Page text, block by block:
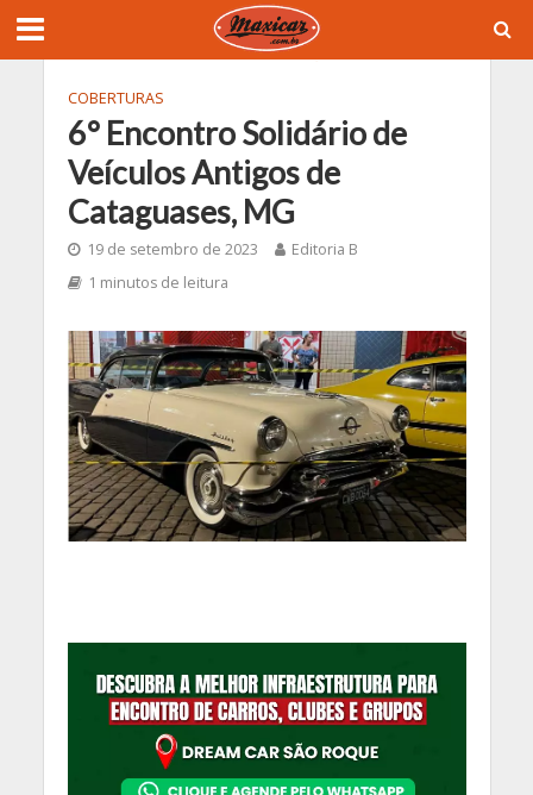
COBERTURAS
6° Encontro Solidário de
Veículos Antigos de
Cataguases, MG
19 de setembro de 2023
Editoria B
1 minutos de leitura